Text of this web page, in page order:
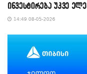
ინვესტირება უკვე
14:49 08-05-2026